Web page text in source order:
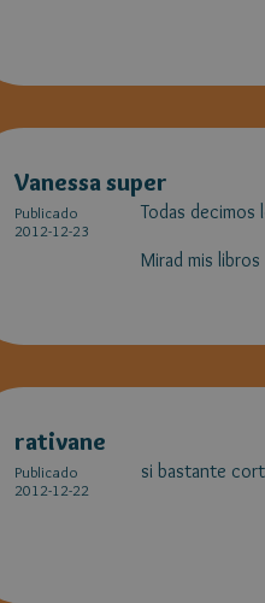
Vanessa super
Publicado
2012-12-23
Todas
Mirad mis
rativane
Publicado
2012-12-22
si bastante